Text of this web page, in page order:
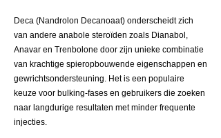
Deca (Nandrolon Decanoaat) onderscheidt zich
van andere anabole steroïden zoals Dianabol,
Anavar en Trenbolone door zijn unieke combinatie
van krachtige spieropbouwende eigenschappen en
gewrichtsondersteuning. Het is een populaire
keuze voor bulking-fases en gebruikers die zoeken
naar langdurige resultaten met minder frequente
injecties.